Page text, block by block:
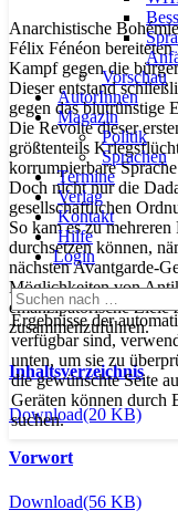
Vorschau
AutorInnen
Magazin
Politik
Sprachen
Termine
Verlag
Kontakt
Hilfe
Login
Suchen
nach …
Ergebnisse der
verfügbar sind,
unten, um sie zu
die gewünschte Seite
Geräten können durch
suchen.
Anarchistische
Félix Fénéon
Kampf gegen die
Dieser entstand
gegen das blutrünstige
Die Revolte dieser
größtenteils
korrumpierbare
Doch nicht nur die
gesellschaftlichen
So kam es zu
durchsetzen können,
nächsten Avantgarde-
Möglichkeiten von
emanzipatorische
zusammenzuführen.
Inhaltsverzeichnis
Download(20 KB)
Vorwort
Download(56 KB)